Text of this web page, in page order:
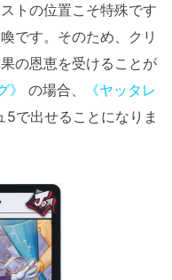
トの位置こそ特殊です
です。そのため、クリ
の恩恵を受けることが
》 の場合、
《ヤッタレ
5で出せることになりま